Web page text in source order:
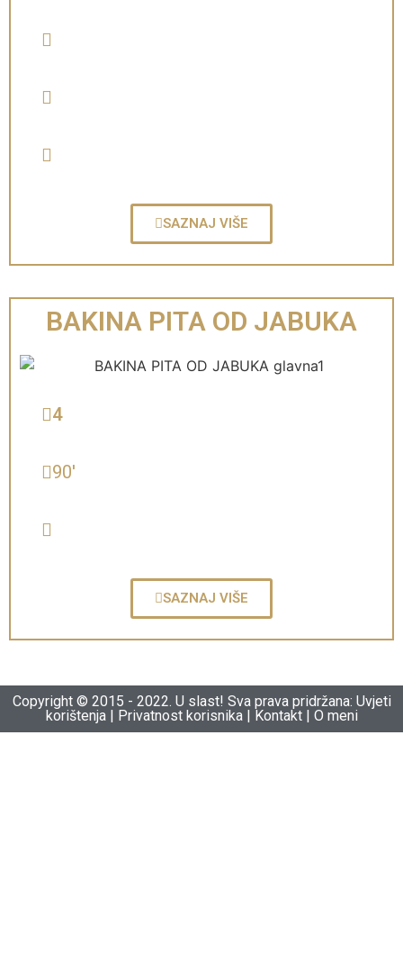
SAZNAJ VIŠE
BAKINA PITA OD JABUKA
4
90'
SAZNAJ VIŠE
Copyright © 2015 - 2022. U slast! Sva prava pridržana: Uvjeti
korištenja | Privatnost korisnika | Kontakt | O meni